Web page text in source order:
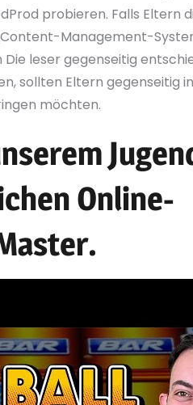
probieren. Falls Eltern
Management-
leser gegenseitig
sollten Eltern gegenseitig
möchten.
Online-